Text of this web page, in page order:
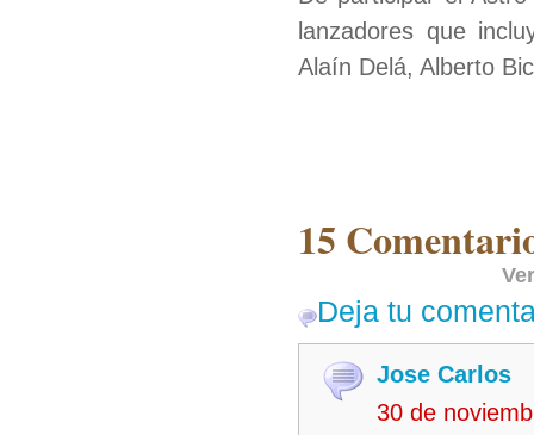
lanzadores que
Alaín Delá, Alberto
15
Deja tu
Jose Carlos
30 de